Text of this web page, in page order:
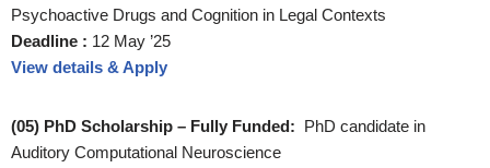
Psychoactive Drugs and Cognition in Legal Contexts
Deadline : 12 May ’25
View details & Apply
(05) PhD Scholarship – Fully Funded: PhD candidate in
Auditory Computational Neuroscience